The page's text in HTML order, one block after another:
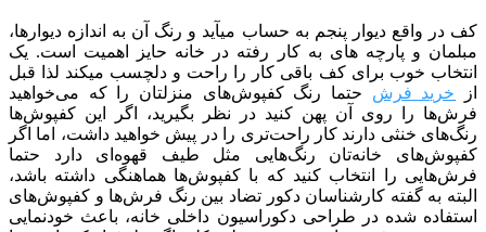
کف در واقع دیوار پنجم به حساب می­آید و رنگ آن به اندازه دیوارها،
مبلمان و پارچه­ های به کار رفته در خانه حایز اهمیت است. یک
انتخاب خوب برای کف باقی کار را راحت و دلچسب می­کند لذا قبل
از خرید فرش حتما رنگ کفپوش‌های منزلتان را که می‌خواهید
فرش‌ها را روی آن پهن کنید در نظر بگیرید، اگر این کفپوش‌ها
رنگ‌های خنثی دارند کار راحت‌تری را در پیش خواهید داشت، اما اگر
کفپوش‌های خانه‌تان رنگ‌هایی مثل طیف قهوه‌ای دارد حتما
فرش‌هایی را انتخاب کنید که با کفپوش‌ها هماهنگی داشته باشد،
البته به گفته کارشناسان دکور تضاد بین رنگ فرش‌ها و کفپوش‌های
استفاده شده در طراحی دکوراسیون داخلی خانه، باعث خودنمایی